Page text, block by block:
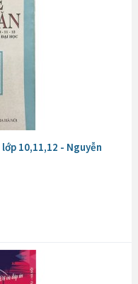
10,11,12 - Nguyễn